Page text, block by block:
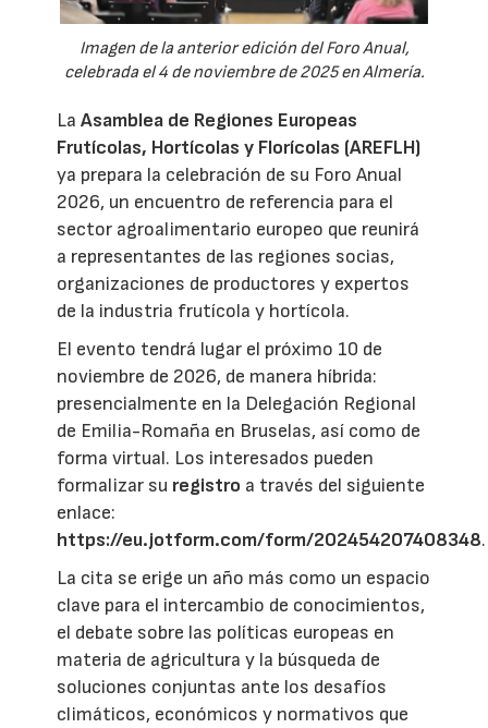
Imagen de la anterior edición del Foro Anual,
celebrada el 4 de noviembre de 2025 en Almería.
LaAsamblea de Regiones Europeas
Frutícolas, Hortícolas y Florícolas (AREFLH)
ya prepara la celebración de su Foro Anual
2026, un encuentro de referencia para el
sector agroalimentario europeo que reunirá
a representantes de las regiones socias,
organizaciones de productores y expertos
de la industria frutícola y hortícola.
El evento tendrá lugar el próximo 10 de
noviembre de 2026, de manera híbrida:
presencialmente en la Delegación Regional
de Emilia-Romaña en Bruselas, así como de
forma virtual. Los interesados pueden
formalizar su registro a través del siguiente
enlace:
https://eu.jotform.com/form/202454207408348.
La cita se erige un año más como un espacio
clave para el intercambio de conocimientos,
el debate sobre las políticas europeas en
materia de agricultura y la búsqueda de
soluciones conjuntas ante los desafíos
climáticos, económicos y normativos que